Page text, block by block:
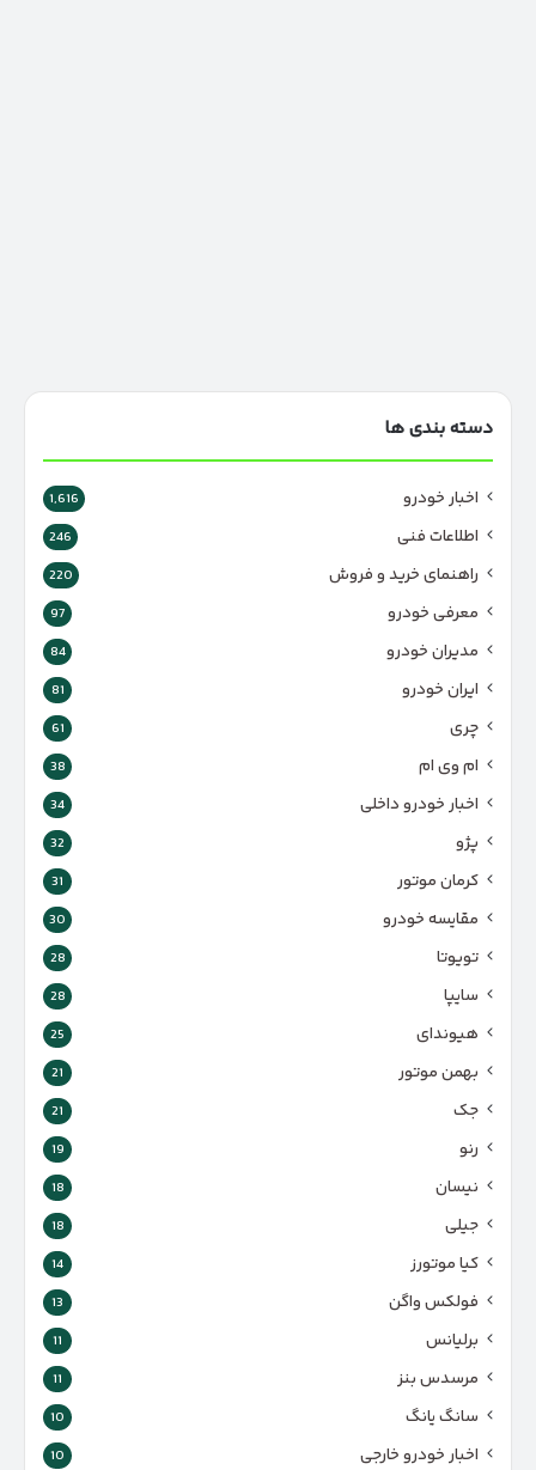
دسته بندی ها
اخبار خودرو 1,616
اطلاعات فنی 246
راهنمای خرید و فروش 220
معرفی خودرو 97
مدیران خودرو 84
ایران خودرو 81
چری 61
ام وی ام 38
اخبار خودرو داخلی 34
پژو 32
کرمان موتور 31
مقایسه خودرو 30
تویوتا 28
سایپا 28
هیوندای 25
بهمن موتور 21
جک 21
رنو 19
نیسان 18
جیلی 18
کیا موتورز 14
فولکس واگن 13
برلیانس 11
مرسدس بنز 11
سانگ یانگ 10
اخبار خودرو خارجی 10